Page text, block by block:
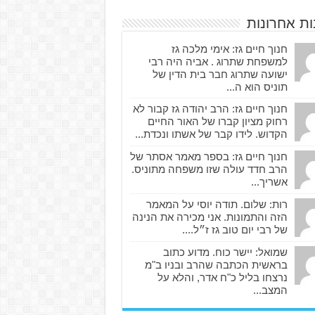
אחרונות
חנוך חיים גז: אימי מלכה גז
למשפחת שתרוג . אביה היה רבי
ישועה שתרוג חבר בית הדין של
תוניס הוא ה...
חנוך חיים גז: הרב יהודה גז קבור לא
רחוק מציון קברו של האור החיים
הקדוש. לידו קבר של אשתו ונכדת...
חנוך חיים גז: בספר מאמר אסתר של
הרב חדד עולה שזו משפחה מתוניס.
אשריך...
רות: שלום. תודה יוסי על המאמר
הזה והתמונות. אני מכירה את הנינה
של רבי יום טוב גז ז״ל....
שמואל: יישר כוח. מדוע כתוב
בראשית הכתבה שהרב ובניו ב"מ
נרצחו בליל כ"ח אדר, והלא על
המצב...